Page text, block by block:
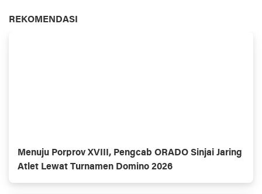
REKOMENDASI
Menuju Porprov XVIII, Pengcab ORADO Sinjai Jaring
Atlet Lewat Turnamen Domino 2026